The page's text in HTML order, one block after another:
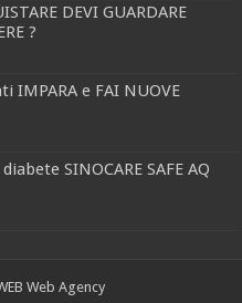
DEVI GUARDARE
?
IMPARA e FAI NUOVE
SINOCARE SAFE AQ
Web Agency